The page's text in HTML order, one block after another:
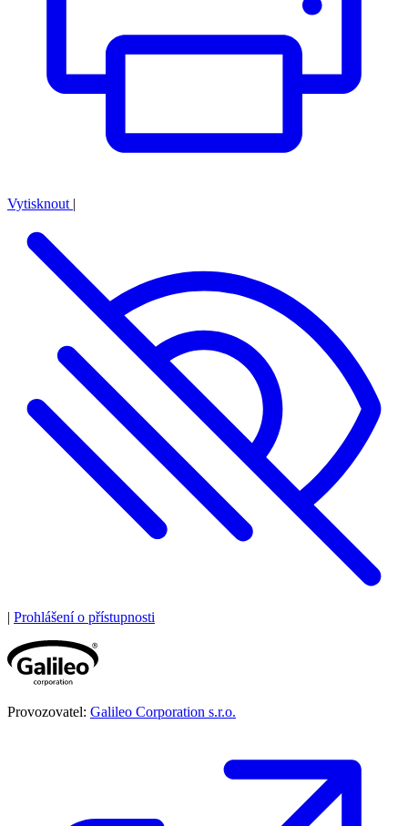
Vytisknout
Prohlášení o přístupnosti
Provozovatel: Galileo Corporation s.r.o.